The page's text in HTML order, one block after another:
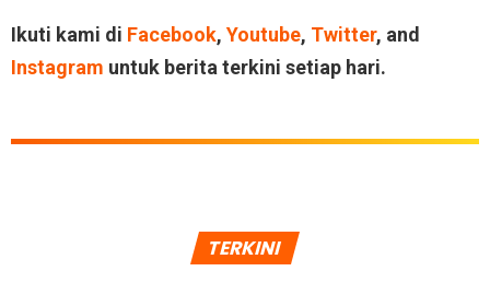
Ikuti kami di Facebook, Youtube, Twitter, and
Instagram untuk berita terkini setiap hari.
TERKINI